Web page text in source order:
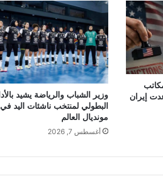
إيران
وزير الشباب والرياضة يشيد
البطولي لمنتخب ناشئات اليد في
مونديال العالم
أغسطس 7, 2026